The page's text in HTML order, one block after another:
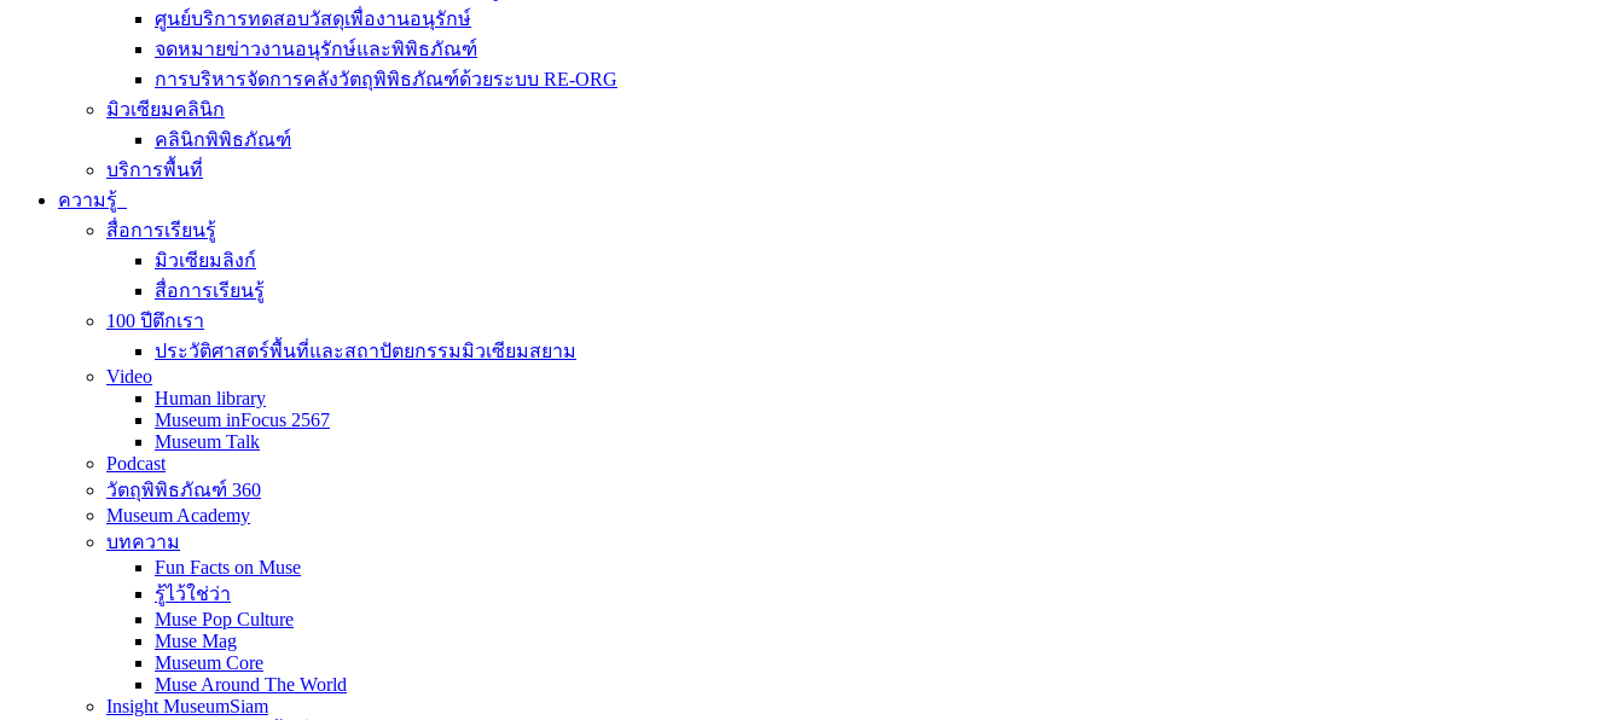
ศูนย์บริการทดสอบวัสดุเพื่องานอนุรักษ์
จดหมายข่าวงานอนุรักษ์และพิพิธภัณฑ์
การบริหารจัดการคลังวัตถุพิพิธภัณฑ์ด้วยระบบ RE-ORG
มิวเซียมคลินิก
คลินิกพิพิธภัณฑ์
บริการพื้นที่
ความรู้
สื่อการเรียนรู้
มิวเซียมลิงก์
สื่อการเรียนรู้
100 ปีตึกเรา
ประวัติศาสตร์พื้นที่และสถาปัตยกรรมมิวเซียมสยาม
Video
Human library
Museum inFocus 2567
Museum Talk
Podcast
วัตถุพิพิธภัณฑ์ 360
Museum Academy
บทความ
Fun Facts on Muse
รู้ไว้ใช่ว่า
Muse Pop Culture
Muse Mag
Museum Core
Muse Around The World
Insight MuseumSiam